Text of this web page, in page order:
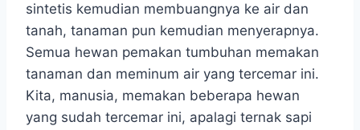
sintetis kemudian membuangnya ke air dan
tanah, tanaman pun kemudian menyerapnya.
Semua hewan pemakan tumbuhan memakan
tanaman dan meminum air yang tercemar ini.
Kita, manusia, memakan beberapa hewan
yang sudah tercemar ini, apalagi ternak sapi